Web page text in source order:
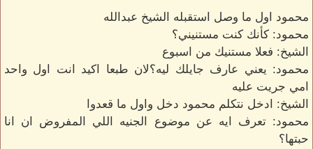
محمود اول ما وصل استقبله الشيخ عبدالله
محمود: كأنك كنت مستنيني؟
الشيخ: فعلا مستنيك من اسبوع
محمود: يعني عارف جايلك ليه؟لان طبعا اكيد انت اول واحد
امي جريت عليه
الشيخ: ادخل نتكلم محمود دخل واول ما قعدوا
محمود: تعرف ايه عن موضوع الجنيه اللي المفروض ان انا
حبتها؟